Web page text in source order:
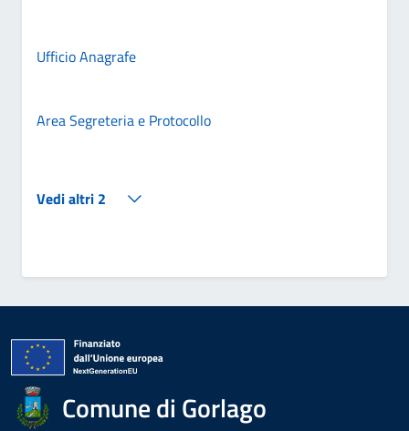
Ufficio Anagrafe
Area Segreteria e Protocollo
Vedi altri 2
Comune di Gorlago